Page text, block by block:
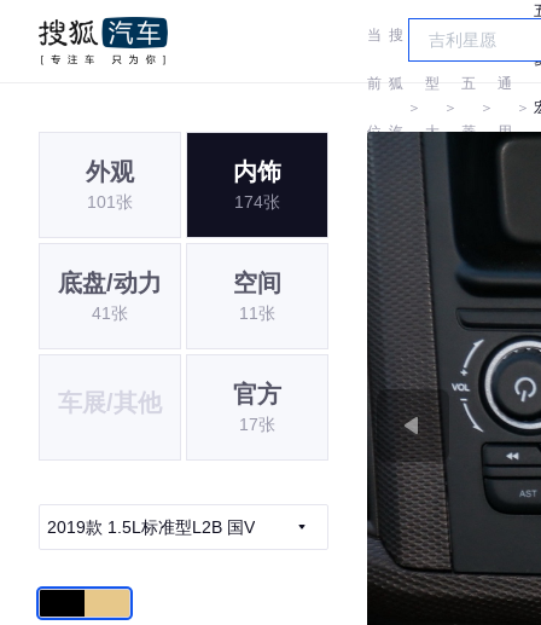
当
前
位
置:
搜
狐
汽
＞
车
型
大
＞
五
菱
＞
通
用
菱
＞
外观
101张
内饰
174张
底盘/动力
41张
空间
11张
车展/其他 官方
17张
2019款 1.5L标准型L2B 国V